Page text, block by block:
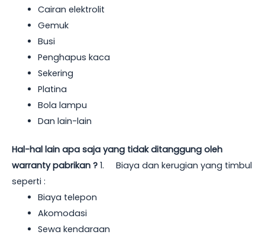
Cairan elektrolit
Gemuk
Busi
Penghapus kaca
Sekering
Platina
Bola lampu
Dan lain-lain
Hal-hal lain apa saja yang tidak ditanggung oleh
warranty pabrikan ? 1. Biaya dan kerugian yang timbul
seperti :
Biaya telepon
Akomodasi
Sewa kendaraan